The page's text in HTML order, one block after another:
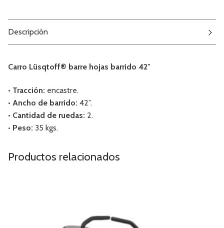
Descripción
Carro Lüsqtoff® barre hojas barrido 42″
• Tracción: encastre.
• Ancho de barrido: 42”.
• Cantidad de ruedas: 2.
• Peso: 35 kgs.
Productos relacionados